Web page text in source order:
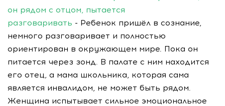
он рядом с отцом, пытается
разговаривать - Ребенок пришёл в сознание,
немного разговаривает и полностью
ориентирован в окружающем мире. Пока он
питается через зонд. В палате с ним находится
его отец, а мама школьника, которая сама
является инвалидом, не может быть рядом.
Женщина испытывает сильное эмоциональное